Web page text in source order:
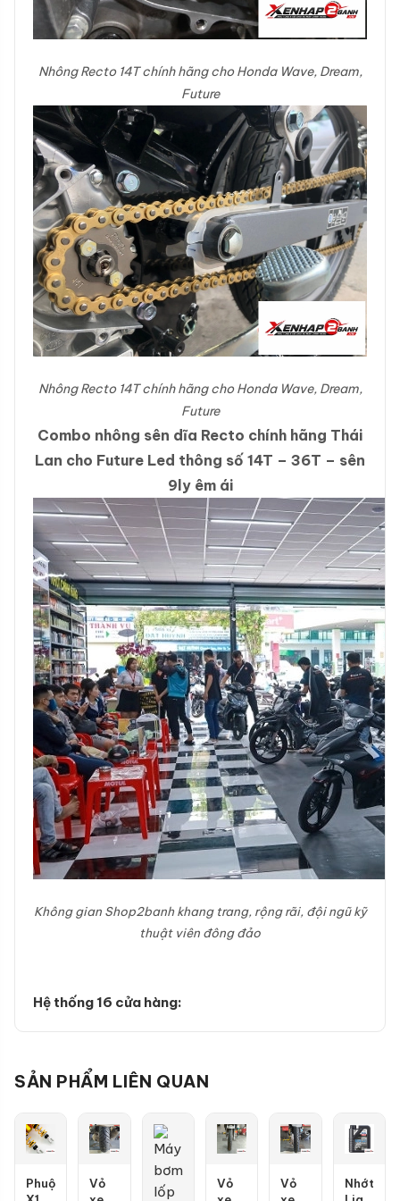
Nhông Recto 14T chính hãng cho Honda Wave, Dream,
Future
Nhông Recto 14T chính hãng cho Honda Wave, Dream,
Future
Combo nhông sên dĩa Recto chính hãng Thái
Lan cho Future Led thông số 14T – 36T – sên
9ly êm ái
Không gian Shop2banh khang trang, rộng rãi, đội ngũ kỹ
thuật viên đông đảo
Hệ thống 16 cửa hàng:
SẢN PHẨM LIÊN QUAN
Phuộc
Vỏ
Vỏ
Vỏ
Nhớt